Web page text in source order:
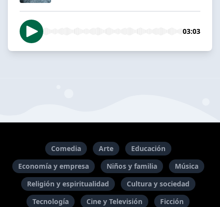
03:03
Comedia Arte
Educación
Economía y empresa
Niños y familia
Música
Religión y espiritualidad
Cultura y sociedad
Tecnología
Cine y Televisión
Ficción